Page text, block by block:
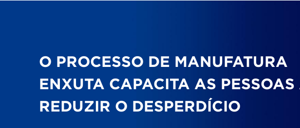
O PROCESSO DE MANUFATURA
ENXUTA CAPACITA AS PESSOAS
REDUZIR O DESPERDÍCIO